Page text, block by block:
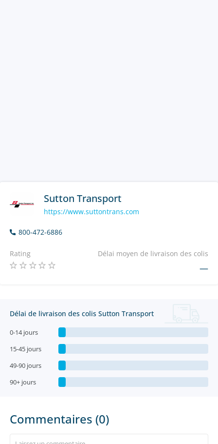
Sutton Transport
https://www.suttontrans.com
800-472-6886
Rating Délai moyen de livraison des colis
—
Délai de livraison des colis Sutton Transport
0-14 jours
15-45 jours
49-90 jours
90+ jours
Commentaires (0)